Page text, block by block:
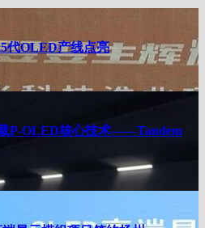
代OLED产线点亮
P-OLED核心技术——Tandem